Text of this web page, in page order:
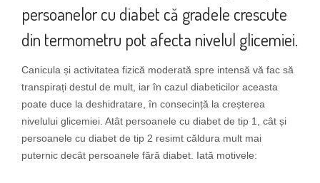
persoanelor cu diabet că gradele crescute
din termometru pot afecta nivelul glicemiei.
Canicula și activitatea fizică moderată spre intensă vă fac să
transpirați destul de mult, iar în cazul diabeticilor aceasta
poate duce la deshidratare, în consecință la creșterea
nivelului glicemiei. Atât persoanele cu diabet de tip 1, cât și
persoanele cu diabet de tip 2 resimt căldura mult mai
puternic decât persoanele fără diabet. Iată motivele: